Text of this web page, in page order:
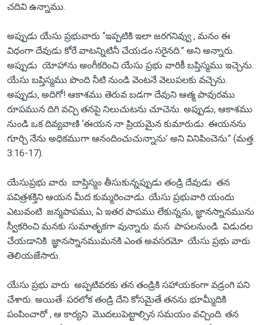
చదివి ఉన్నాము.
అప్పుడు యేసు ప్రభువారు “ఇప్పటికి ఇలా జరగనివ్వు , మనం ఈ
విధంగా దేవుడు కోరే వాటన్నిటినీ చేయడం సరైనది.” అని అన్నారు.
అప్పుడు యోహాను అంగీకరించి యేసు ప్రభు వారికీ బప్తిస్మము ఇచ్చెను.
యేసు బప్తిస్మము పొంది నీటి నుండి వెంటనే వెలుపలకు వచ్చెను.
అప్పుడు, అదిగో! ఆకాశము తెరువ బడగా దేవుని ఆత్మ పావురము
రూపమున దిగి వచ్చి తనపై నిలుచుటను చూచెను. అప్పుడు, ఆకాశము
నుండి ఒక దివ్యవాణి ‘ఈయన నా ప్రియమైన కుమారుడు. ఈయనను
గూర్చి నేను అధికముగా ఆనందించుచున్నాను’ అని వినిపించెను” (మత్త.
3:16-17).
యేసుప్రభు వారు బాప్తిస్మం తీసుకున్నప్పుడు తండ్రి దేవుడు తన
పవిత్రశక్తిని ఆయన మీద కుమ్మరించాడు. యేసు ప్రభువారి యందు
ఎటువంటి జన్మపాపము, ఏ ఇతర పాపము లేకున్నను, జ్ఞానస్నానమును
స్వీకరించి మనకు సుమాతృకగా వున్నారు. మన పాపలనుండి విడుదల
చేయడానికి జ్ఞానస్నానముమనకి ఎంత అవసరమో యేసు ప్రభు వారు
తెలియజేసారు.
యేసు ప్రభు వారు అప్పటివరకు తన తండ్రికి సహాయకంగా వడ్రంగి పని
చేశారు. అయితే పరలోక తండ్రి దేని కోసమైతే తనను భూమ్మీదికి
పంపించారో , ఆ కార్యని మొదలుపెట్టాల్సిన సమయం వచ్చింది. తన